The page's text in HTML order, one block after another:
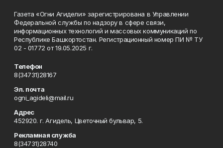
Газета «Огни Агидели» зарегистрирована в Управлении
Федеральной службы по надзору в сфере связи,
информационных технологий и массовых коммуникаций по
Республике Башкортостан. Регистрационный номер ПИ № ТУ
02 - 01772 от 19.05.2025 г.
Телефон
8(34731)28167
Эл. почта
ogni_agideli@mail.ru
Адрес
452920. г. Агидель, Цветочный бульвар, 5.
Рекламная служба
8(34731)28740